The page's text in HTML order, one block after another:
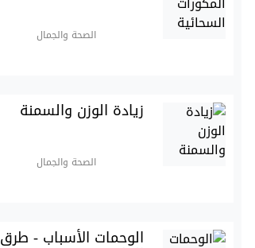
الصحة والجمال
زيادة الوزن والسمنة
الصحة والجمال
الوحمات الأسباب - طرق